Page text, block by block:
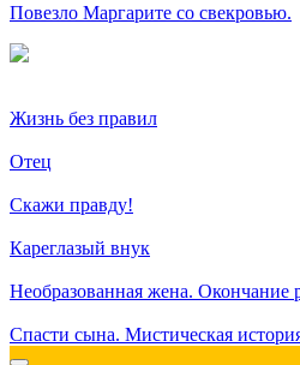
Повезло Маргарите со свекровью.
Жизнь без правил
Отец
Скажи правду!
Кареглазый внук
Необразованная жена. Окончание
Спасти сына. Мистическая